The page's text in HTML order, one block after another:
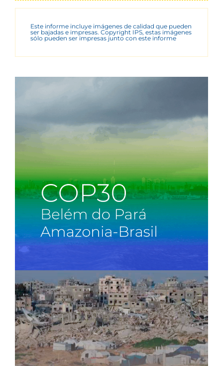
Este informe incluye imágenes de calidad que pueden
ser bajadas e impresas. Copyright IPS, estas imágenes
sólo pueden ser impresas junto con este informe